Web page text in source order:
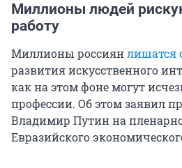
Миллионы людей
работу
Миллионы россиянлишатся
развития искусственного
как на этом фоне могут
профессии. Об этом заявил
Владимир Путин на
Евразийского